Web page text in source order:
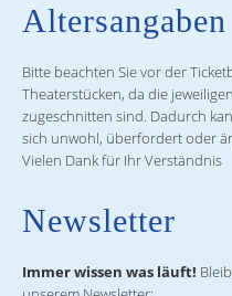
Altersangaben
Bitte beachten Sie vor der
Theaterstücken, da die
zugeschnitten sind. Dadurch
sich unwohl, überfordert oder
Vielen Dank für Ihr Verständnis
Newsletter
Immer wissen was läuft!